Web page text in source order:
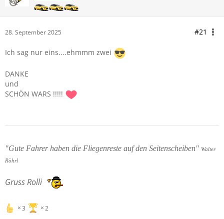
28. September 2025 #21
Ich sag nur eins....ehmmm zwei
DANKE
und
SCHÖN WARS !!!!!
"Gute Fahrer haben die Fliegenreste auf den Seitenscheiben" Walter
Röhrl
Gruss Rolli
3 2